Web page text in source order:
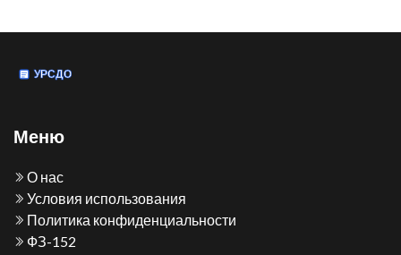
Меню
О нас
Условия использования
Политика конфиденциальности
ФЗ-152